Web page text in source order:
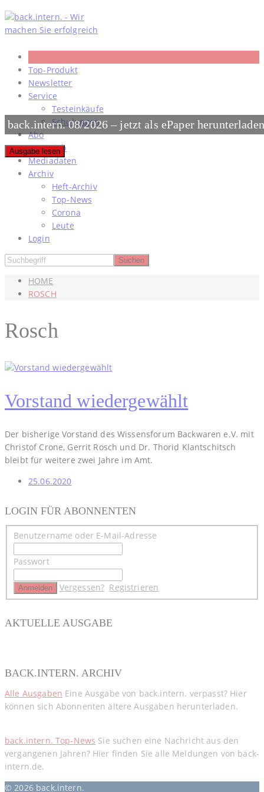
Skip
to
content
Top-Produkt
Newsletter
Service
Testeinkäufe
Schulungen
Abo
#meinjob
Mediadaten
Archiv
Heft-Archiv
Top-News
Corona
Leute
Login
HOME
ROSCH
Rosch
Vorstand wiedergewählt
Der bisherige Vorstand des Wissensforum Backwaren e.V. mit
Christof Crone, Gerrit Rosch und Dr. Thorid Klantschitsch
bleibt für weitere zwei Jahre im Amt.
25.06.2020
LOGIN FÜR ABONNENTEN
Benutzername oder E-Mail-Adresse
Passwort
Vergessen? Registrieren
AKTUELLE AUSGABE
back.intern. 08/2026 – jetzt als ePaper herunterladen
Ausgabe lesen
BACK.INTERN. ARCHIV
Alle Ausgaben Eine Ausgabe von back.intern. verpasst? Hier
können sich Abonnenten ältere Ausgaben herunterladen.
back.intern. Top-News Sie suchen eine Nachricht aus den
vergangenen Jahren? Hier finden Sie alle Meldungen von back-
intern.de.
© 2026 back.intern.